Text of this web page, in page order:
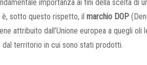
importanza ai fini della scelta di
sotto questo rispetto, il marchio DOP
attribuito dall’Unione europea a quegli
territorio in cui sono stati prodotti.